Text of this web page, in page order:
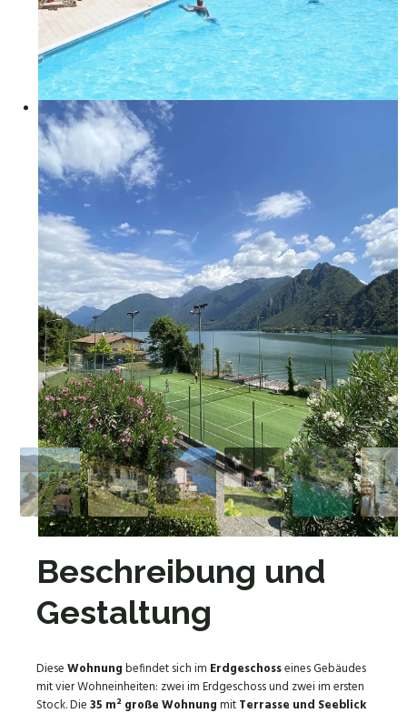
Beschreibung und
Gestaltung
DieseWohnungbefindet sich im Erdgeschosseines Gebäudes
mit vier Wohneinheiten: zwei im Erdgeschoss und zwei im ersten
Stock. Die35 m² große WohnungmitTerrasse und Seeblick